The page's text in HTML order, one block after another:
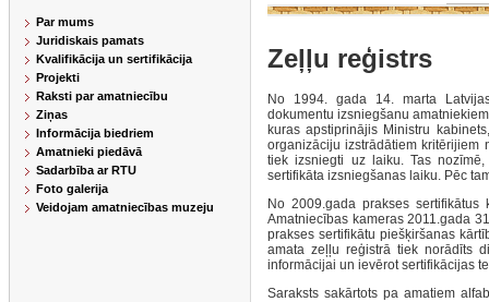
Par mums
Juridiskais pamats
Kvalifikācija un sertifikācija
Projekti
Raksti par amatniecību
Ziņas
Informācija biedriem
Amatnieki piedāvā
Sadarbība ar RTU
Foto galerija
Veidojam amatniecības muzeju
Zeļļu reģistrs
No 1994. gada 14. marta
dokumentu izsniegšanu
kuras apstiprinājis Ministru
organizāciju izstrādātiem kritērijiem
tiek izsniegti uz laiku. Tas
sertifikāta izsniegšanas laiku. Pēc
No 2009.gada prakses
Amatniecības kameras 2011.gada
prakses sertifikātu piešķiršanas
amata zeļļu reģistrā tiek norādīts
informācijai un ievērot sertifikācijas
Saraksts sakārtots pa amatiem